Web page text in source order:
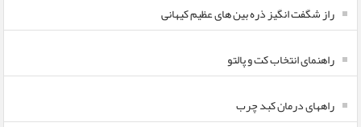
راز شگفت انگیز ذره بین های عظیم کیهانی
راهنمای انتخاب کت و پالتو
راههای درمان کبد چرب